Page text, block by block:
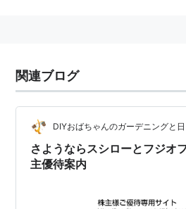
関連ブログ
DIYおばちゃんのガーデニングと
さようならスシローとフジオ
主優待案内